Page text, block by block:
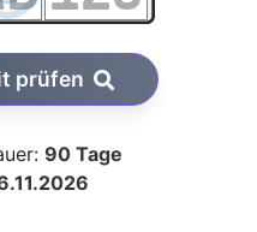
prüfen
90 Tage